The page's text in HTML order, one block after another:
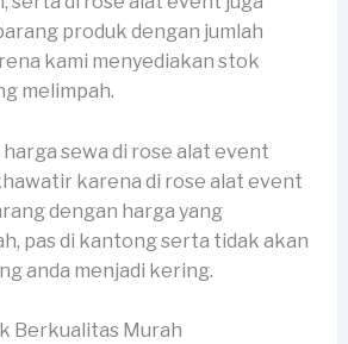
produk dengan jumlah
kami menyediakan stok
melimpah.
sewa di rose alat event
karena di rose alat event
dengan harga yang
pas di kantong serta tidak akan
anda menjadi kering.
Berkualitas Murah